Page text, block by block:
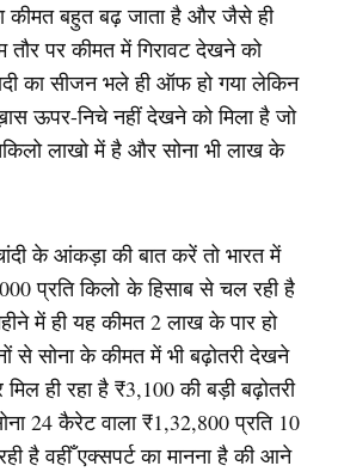
कीमत बहुत बढ़ जाता है और जैसे ही
पर कीमत में गिरावट देखने को
का सीजन भले ही ऑफ हो गया लेकिन
ऊपर-निचे नहीं देखने को मिला है जो
लाखो में है और सोना भी लाख के
के आंकड़ा की बात करें तो भारत में
प्रति किलो के हिसाब से चल रही है
में ही यह कीमत 2 लाख के पार हो
से सोना के कीमत में भी बढ़ोतरी देखने
ही रहा है ₹3,100 की बड़ी बढ़ोतरी
24 कैरेट वाला ₹1,32,800 प्रति 10
है वहीँ एक्सपर्ट का मानना है की आने